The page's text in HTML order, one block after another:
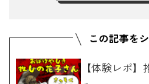
【体験レポ】